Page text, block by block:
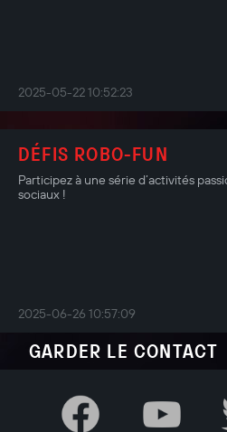
2025-05-22 10:52:23
DÉFIS ROBO-FUN
Participez à une série d’activités
sociaux !
2025-06-26 10:57:09
GARDER LE CONTACT